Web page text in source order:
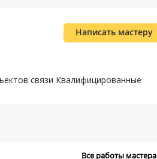
Написать мастеру
связи Квалифицированные
Все работы мастера